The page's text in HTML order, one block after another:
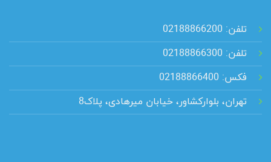
تلفن: 02188866200
تلفن: 02188866300
فکس: 02188866400
تهران، بلوارکشاور، خیابان میرهادی، پلاک8